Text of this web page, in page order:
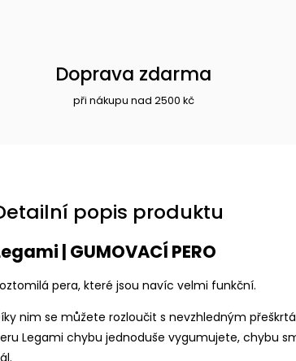
Doprava zdarma
při nákupu nad 2500 kč
popis produktu
| GUMOVACÍ PERO
pera, které jsou navíc velmi funkční.
nim se můžete rozloučit s nevzhledným
Legami chybu jednoduše vygumujete, chybu